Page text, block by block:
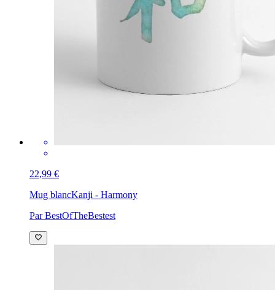
22,99 €
Mug blancKanji - Harmony
Par BestOfTheBestest